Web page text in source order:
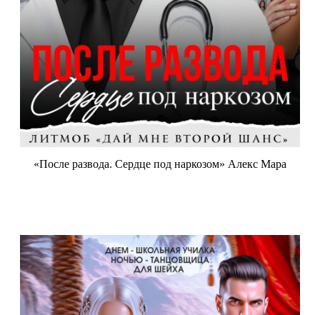
«После развода. Сердце под наркозом» Алекс Мара